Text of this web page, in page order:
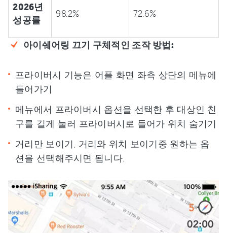
2026년
성공률
98.2% 72.6%
아이쉐어링 끄기 구체적인 조작 방법:
프라이버시 기능은 어플 화면 좌측 상단의 메뉴에
들어가기
메뉴에서 프라이버시 옵션을 선택한 후 대상인 친
구를 길게 눌러 프라이버시로 들어가 위치 숨기기
거리만 보이기, 거리와 위치 보이기중 원하는 옵
션을 선택해주시면 됩니다.